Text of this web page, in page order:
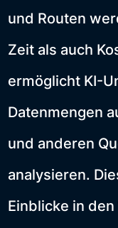
und Routen
Zeit als auch
ermöglicht KI-
Datenmengen
und anderen
analysieren.
Einblicke in